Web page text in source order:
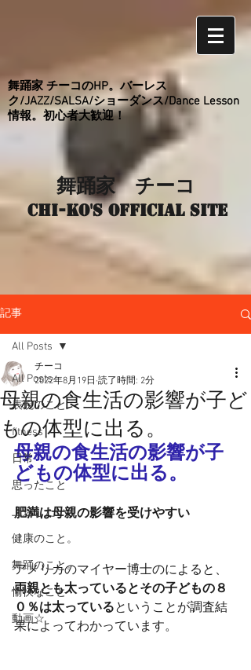
舞踊家 チーコのHP。バーレス
ク/JAZZ/SALSA/ショーダンス/Dance Lesson
情報。初心者大歓迎！
舞踊家 チーコ
Chi-ko's Official site
記事
All Posts
表現のこと
fitness
日常
思ったこと
上達したい！
健康のこと。
舞踊のこと。
愉快なこと
動画☆
All Posts
母親の食生活の影響が子ど
もの体型に出る。
チーコ
2022年8月19日 読了時間: 2分
母親の食生活の影響が子
どもの体型に出る。
肥満は母親の影響を受けやすい
アメリカのマイヤー博士のによると、
両親とも太っているとその子どもの８
０％は太っているということが調査結
果によってわかっています。